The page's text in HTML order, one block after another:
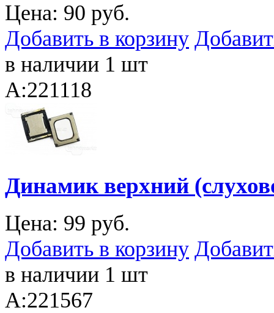
Цена: 90 руб.
Добавить в корзину
в наличии 1 шт
A:221118
Динамик верхний
Цена: 99 руб.
Добавить в корзину
в наличии 1 шт
A:221567